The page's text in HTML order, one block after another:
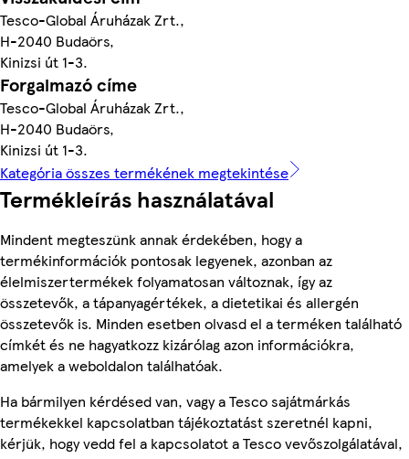
Tesco-Global Áruházak Zrt.,
H-2040 Budaörs,
Kinizsi út 1-3.
Forgalmazó címe
Tesco-Global Áruházak Zrt.,
H-2040 Budaörs,
Kinizsi út 1-3.
Kategória összes termékének megtekintése
Termékleírás használatával
Mindent megteszünk annak érdekében, hogy a
termékinformációk pontosak legyenek, azonban az
élelmiszertermékek folyamatosan változnak, így az
összetevők, a tápanyagértékek, a dietetikai és allergén
összetevők is. Minden esetben olvasd el a terméken található
címkét és ne hagyatkozz kizárólag azon információkra,
amelyek a weboldalon találhatóak.
Ha bármilyen kérdésed van, vagy a Tesco sajátmárkás
termékekkel kapcsolatban tájékoztatást szeretnél kapni,
kérjük, hogy vedd fel a kapcsolatot a Tesco vevőszolgálatával,